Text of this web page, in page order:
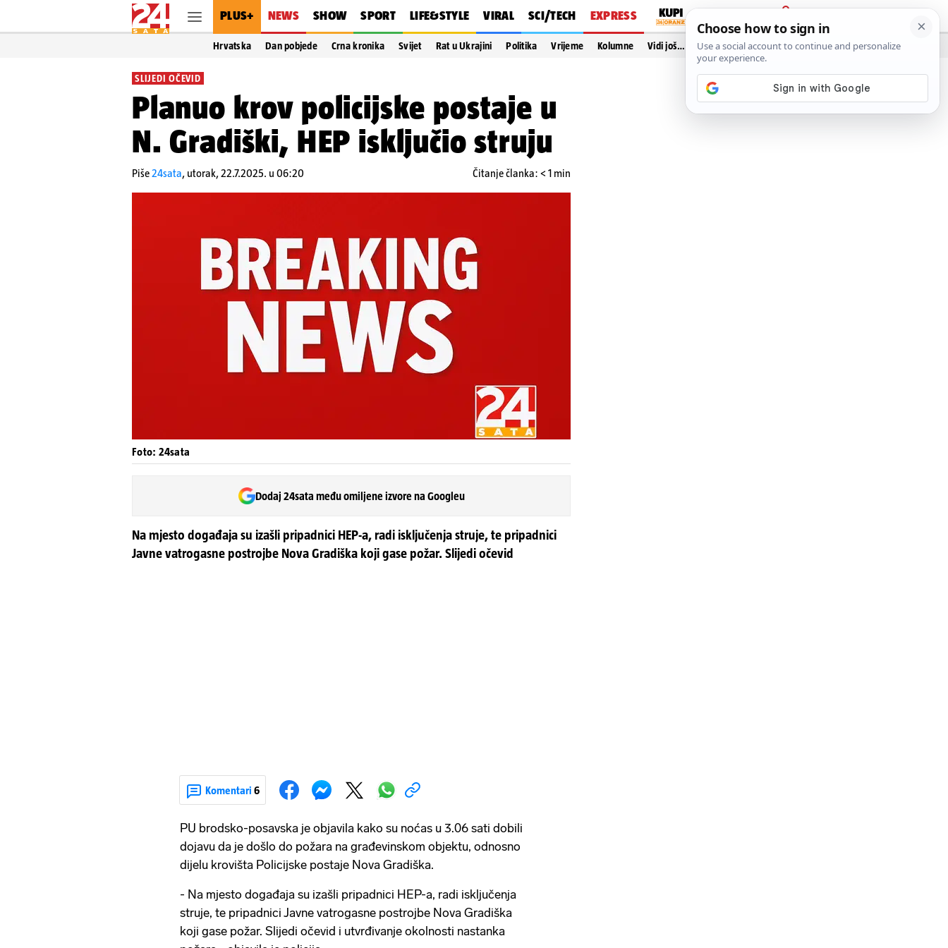
PLUS+ NEWS SHOW SPORT LIFE&STYLE VIRAL SCI/TECH EXPRESS
PRIJAVA
Hrvatska Dan pobjede Crna kronika Svijet Rat u Ukrajini Politika Vrijeme Kolumne Vidi još…
SLIJEDI OČEVID
Planuo krov policijske postaje u
N. Gradiški, HEP isključio struju
Piše24sata, utorak, 22.7.2025. u 06:20 Čitanje članka: < 1 min
Foto: 24sata
Dodaj 24sata među omiljene izvore na Googleu
Na mjesto događaja su izašli pripadnici HEP-a, radi isključenja struje, te pripadnici
Javne vatrogasne postrojbe Nova Gradiška koji gase požar. Slijedi očevid
Komentari 6
PU brodsko-posavska je objavila kako su noćas u 3.06 sati dobili
dojavu da je došlo do požara na građevinskom objektu, odnosno
dijelu krovišta Policijske postaje Nova Gradiška.
- Na mjesto događaja su izašli pripadnici HEP-a, radi isključenja
struje, te pripadnici Javne vatrogasne postrojbe Nova Gradiška
koji gase požar. Slijedi očevid i utvrđivanje okolnosti nastanka